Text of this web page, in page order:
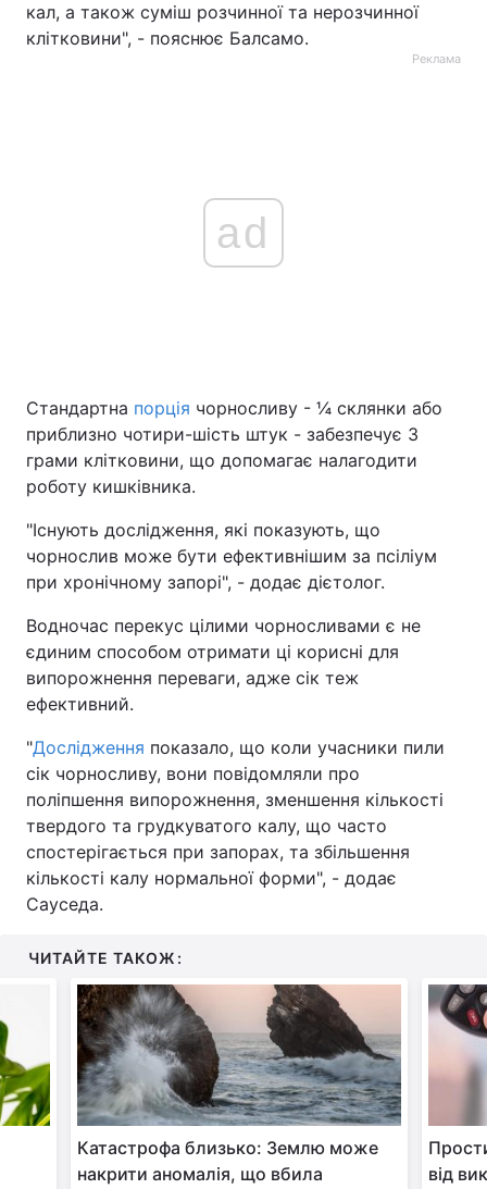
кал, а також суміш розчинної та нерозчинної
клітковини", - пояснює Балсамо.
Реклама
ad
Стандартна порція чорносливу - ¼ склянки або
приблизно чотири-шість штук - забезпечує 3
грами клітковини, що допомагає налагодити
роботу кишківника.
"Існують дослідження, які показують, що
чорнослив може бути ефективнішим за псіліум
при хронічному запорі", - додає дієтолог.
Водночас перекус цілими чорносливами є не
єдиним способом отримати ці корисні для
випорожнення переваги, адже сік теж
ефективний.
"Дослідження показало, що коли учасники пили
сік чорносливу, вони повідомляли про
поліпшення випорожнення, зменшення кількості
твердого та грудкуватого калу, що часто
спостерігається при запорах, та збільшення
кількості калу нормальної форми", - додає
Сауседа.
ЧИТАЙТЕ ТАКОЖ:
Катастрофа близько: Землю може
накрити аномалія, що вбила
від